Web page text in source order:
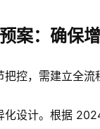
案：确保
控，需建立全流
化设计。根据